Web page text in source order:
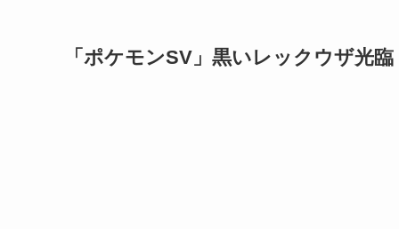
「ポケモンSV」黒いレックウザ光臨